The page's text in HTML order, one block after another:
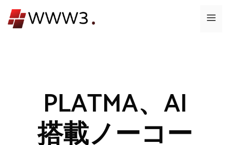
ン
メ
PLATMA、AI
搭載ノーコー